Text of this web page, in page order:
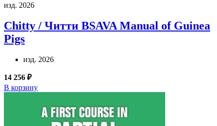
изд. 2026
Chitty / Читти BSAVA Manual of Guinea
Pigs
изд. 2026
14 256 ₽
В корзину